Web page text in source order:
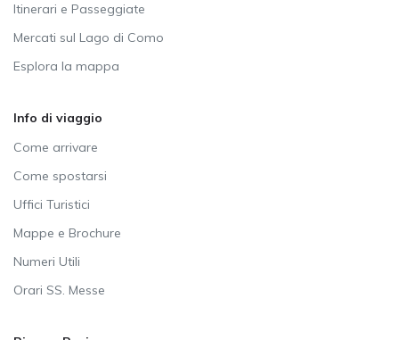
Itinerari e Passeggiate
Mercati sul Lago di Como
Esplora la mappa
Info di viaggio
Come arrivare
Come spostarsi
Uffici Turistici
Mappe e Brochure
Numeri Utili
Orari SS. Messe